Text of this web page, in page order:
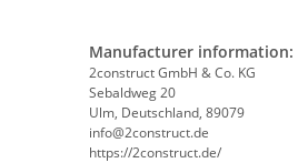
Manufacturer information:
2construct GmbH & Co. KG
Sebaldweg 20
Ulm, Deutschland, 89079
info@2construct.de
https://2construct.de/